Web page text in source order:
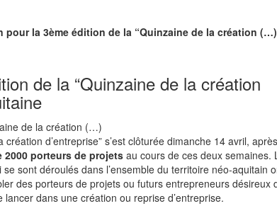
pour la 3ème édition de la “Quinzaine de la création (…)
de la “Quinzaine de la création
création d’entreprise” s’est clôturée dimanche 14 avril, après
2000 porteurs de projets au cours de ces deux semaines.
sont déroulés dans l’ensemble du territoire néo-aquitain
des porteurs de projets ou futurs entrepreneurs désireux
lancer dans une création ou reprise d’entreprise.